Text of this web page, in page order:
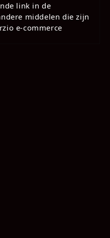
link in de
middelen die zijn
e-commerce